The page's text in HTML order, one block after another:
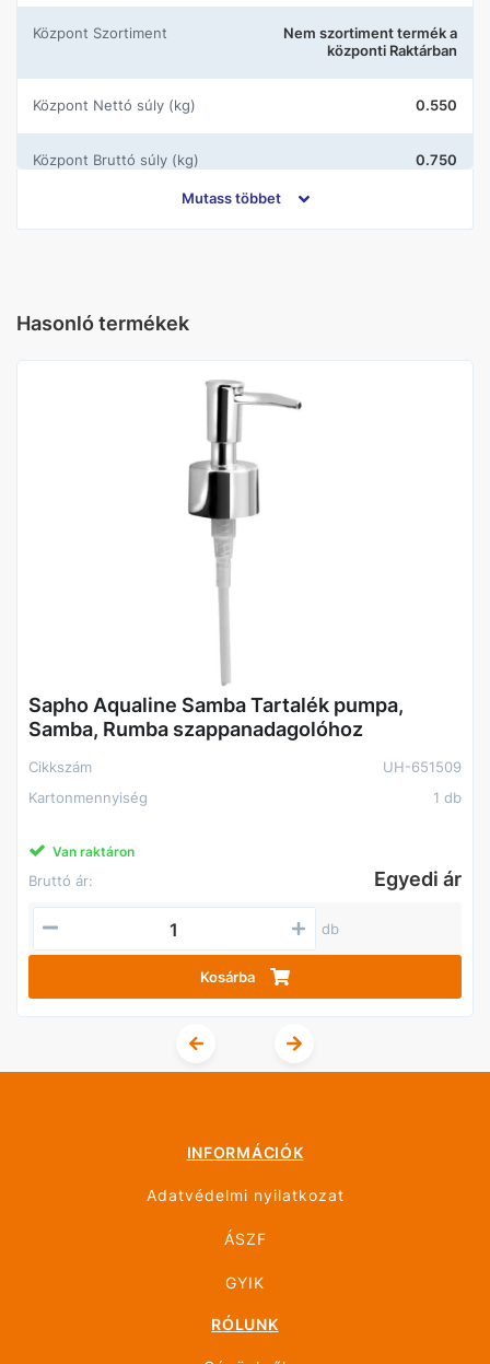
központ Szortiment
Nem szortiment termék a
központi Raktárban
központ Nettó súly (kg) 0.550
központ Bruttó súly (kg) 0.750
Mutass többet
Hasonló termékek
Sapho Aqualine Samba Tartalék pumpa,
Samba, Rumba szappanadagolóhoz
Cikkszám
UH-651509
Kartonmennyiség
1 db
Van raktáron
Bruttó ár: Egyedi ár
db
Kosárba
INFORMÁCIÓK
Adatvédelmi nyilatkozat
ÁSZF
GYIK
RÓLUNK